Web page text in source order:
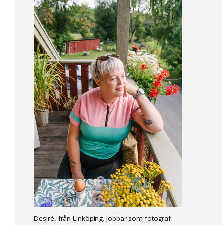
Desiré, från Linköping. Jobbar som fotograf